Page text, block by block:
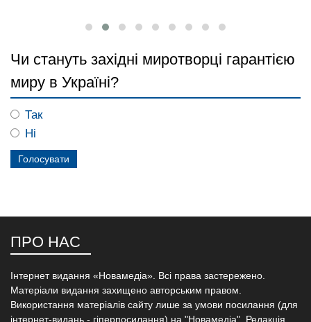
Чи стануть західні миротворці гарантією
миру в Україні?
Так
Ні
ПРО НАС
Інтернет видання «Новамедіа». Всі права застережено.
Матеріали видання захищено авторським правом.
Використання матеріалів сайту лише за умови посилання (для
інтернет-видань - гіперпосилання) на "Новамедіа". Редакція